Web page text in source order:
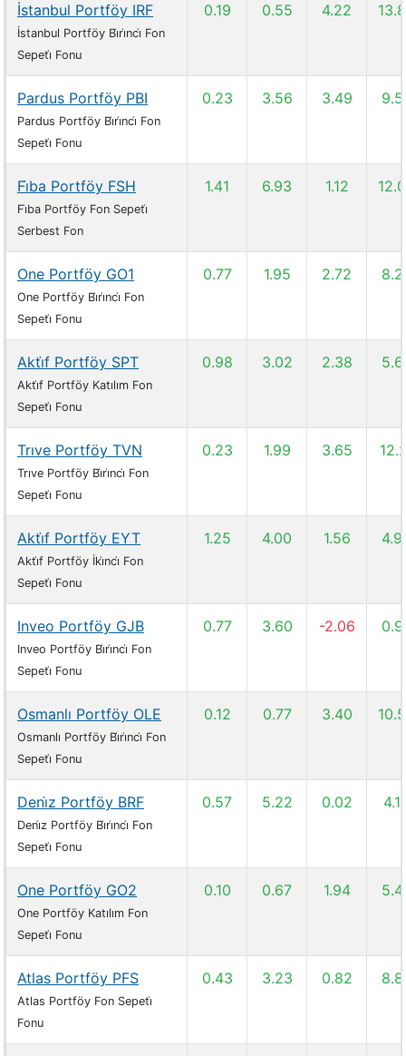
İstanbul Portföy IRF
İstanbul Portföy Bi̇ri̇nci̇ Fon
Sepeti̇ Fonu
0.19 0.55 4.22
Pardus Portföy PBI
Pardus Portföy Bi̇ri̇nci̇ Fon
Sepeti̇ Fonu
0.23 3.56 3.49
Fi̇ba Portföy FSH
Fi̇ba Portföy Fon Sepeti̇
Serbest Fon
1.41 6.93 1.12
One Portföy GO1
One Portföy Bi̇ri̇nci̇ Fon
Sepeti̇ Fonu
0.77 1.95 2.72
Akti̇f Portföy SPT
Akti̇f Portföy Katılım Fon
Sepeti̇ Fonu
0.98 3.02 2.38
Trıve Portföy TVN
Trıve Portföy Bi̇ri̇nci̇ Fon
Sepeti̇ Fonu
0.23 1.99 3.65
Akti̇f Portföy EYT
Akti̇f Portföy İki̇nci̇ Fon
Sepeti̇ Fonu
1.25 4.00 1.56
Inveo Portföy GJB
Inveo Portföy Bi̇ri̇nci̇ Fon
Sepeti̇ Fonu
0.77 3.60 -2.06
Osmanlı Portföy OLE
Osmanlı Portföy Bi̇ri̇nci̇ Fon
Sepeti̇ Fonu
0.12 0.77 3.40
Deni̇z Portföy BRF
Deni̇z Portföy Bi̇ri̇nci̇ Fon
Sepeti̇ Fonu
0.57 5.22 0.02
One Portföy GO2
One Portföy Katılım Fon
Sepeti̇ Fonu
0.10 0.67 1.94
Atlas Portföy PFS
Atlas Portföy Fon Sepeti̇
Fonu
0.43 3.23 0.82